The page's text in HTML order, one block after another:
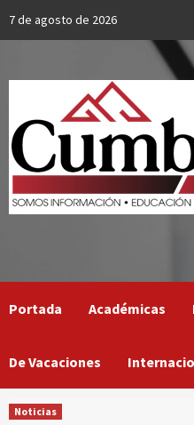
7 de agosto de 2026
Portada Académicas
De Vacaciones
Noticias